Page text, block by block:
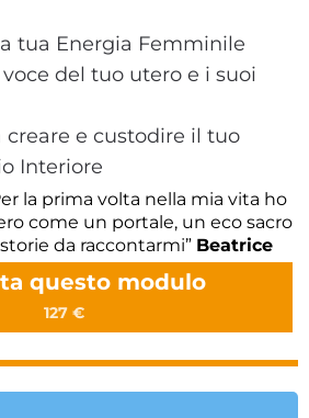
tua Energia Femminile
del tuo utero e i suoi
creare e custodire il tuo
Interiore
la prima volta nella mia vita ho
come un portale, un eco sacro
da raccontarmi” Beatrice
questo modulo
127 €